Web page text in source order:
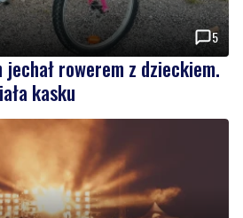
5
rowerem z dzieckiem.
kasku